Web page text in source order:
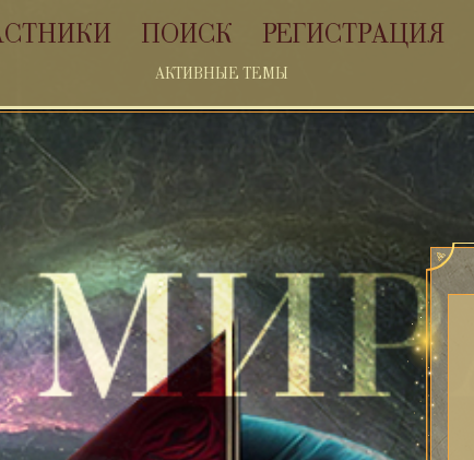
ПОИСК РЕГИСТРАЦИЯ
АКТИВНЫЕ ТЕМЫ